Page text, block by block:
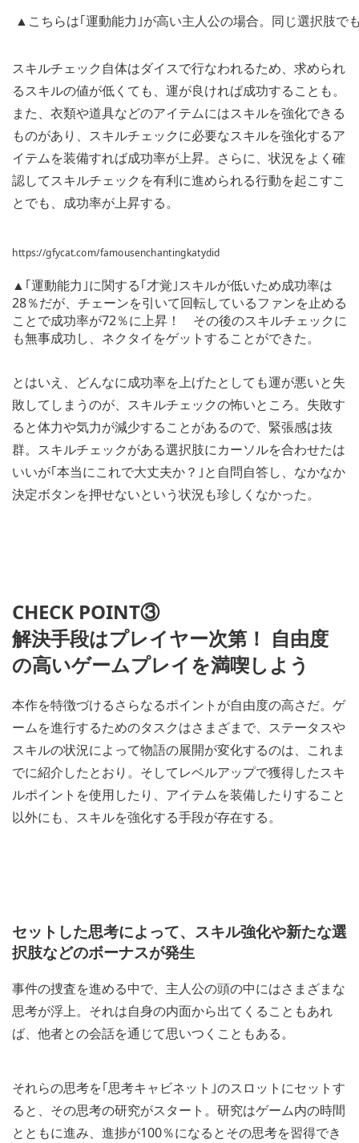
▲こちらは｢運動能力｣が高い主人公の場合。同じ選択肢で
スキルチェック自体はダイスで行なわれるため、求められ
るスキルの値が低くても、運が良ければ成功することも。
また、衣類や道具などのアイテムにはスキルを強化できる
ものがあり、スキルチェックに必要なスキルを強化するア
イテムを装備すれば成功率が上昇。さらに、状況をよく確
認してスキルチェックを有利に進められる行動を起こすこ
とでも、成功率が上昇する。
https://gfycat.com/famousenchantingkatydid
▲｢運動能力｣に関する｢才覚｣スキルが低いため成功率は
28％だが、チェーンを引いて回転しているファンを止める
ことで成功率が72％に上昇！ その後のスキルチェックに
も無事成功し、ネクタイをゲットすることができた。
とはいえ、どんなに成功率を上げたとしても運が悪いと失
敗してしまうのが、スキルチェックの怖いところ。失敗す
ると体力や気力が減少することがあるので、緊張感は抜
群。スキルチェックがある選択肢にカーソルを合わせたは
いいが｢本当にこれで大丈夫か？｣と自問自答し、なかなか
決定ボタンを押せないという状況も珍しくなかった。
CHECK POINT③
解決手段はプレイヤー次第！ 自由度
の高いゲームプレイを満喫しよう
本作を特徴づけるさらなるポイントが自由度の高さだ。ゲ
ームを進行するためのタスクはさまざまで、ステータスや
スキルの状況によって物語の展開が変化するのは、これま
でに紹介したとおり。そしてレベルアップで獲得したスキ
ルポイントを使用したり、アイテムを装備したりすること
以外にも、スキルを強化する手段が存在する。
セットした思考によって、スキル強化や新たな選
択肢などのボーナスが発生
事件の捜査を進める中で、主人公の頭の中にはさまざまな
思考が浮上。それは自身の内面から出てくることもあれ
ば、他者との会話を通じて思いつくこともある。
それらの思考を｢思考キャビネット｣のスロットにセットす
ると、その思考の研究がスタート。研究はゲーム内の時間
とともに進み、進捗が100％になるとその思考を習得でき